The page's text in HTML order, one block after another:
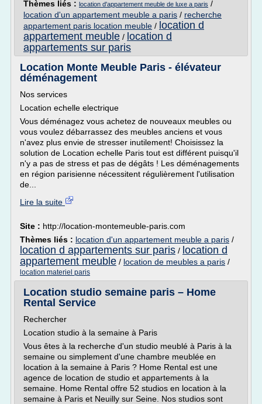
Thèmes liés : location d'appartement meuble de luxe a paris /
location d'un appartement meuble a paris / recherche
appartement paris location meuble / location d
appartement meuble / location d
appartements sur paris
Location Monte Meuble Paris - élévateur
déménagement
Nos services
Location echelle electrique
Vous déménagez vous achetez de nouveaux meubles ou
vous voulez débarrassez des meubles anciens et vous
n'avez plus envie de stresser inutilement! Choisissez la
solution de Location echelle Paris tout est différent puisqu'il
n'y a pas de stress et pas de dégâts ! Les déménagements
en région parisienne nécessitent régulièrement l'utilisation
de...
Lire la suite
Site : http://location-montemeuble-paris.com
Thèmes liés : location d'un appartement meuble a paris /
location d appartements sur paris / location d
appartement meuble / location de meubles a paris /
location materiel paris
Location studio semaine paris – Home
Rental Service
Rechercher
Location studio à la semaine à Paris
Vous êtes à la recherche d'un studio meublé à Paris à la
semaine ou simplement d'une chambre meublée en
location à la semaine à Paris ? Home Rental est une
agence de location de studio et appartements à la
semaine. Home Rental offre 52 studios en location à la
semaine à Paris et Neuilly sur Seine. Nos studios sont